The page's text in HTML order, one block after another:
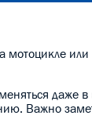
даже
Важно